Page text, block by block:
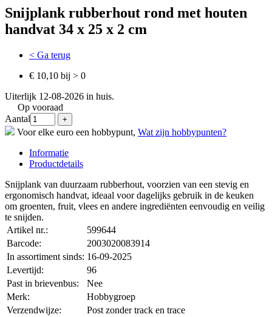
Snijplank rubberhout rond met houten
handvat 34 x 25 x 2 cm
< Ga terug
€ 10,10 bij > 0
Uiterlijk 12-08-2026 in huis.
Op vooraad
Aantal
Voor elke euro een hobbypunt, Wat zijn hobbypunten?
Informatie
Productdetails
Snijplank van duurzaam rubberhout, voorzien van een stevig en
ergonomisch handvat, ideaal voor dagelijks gebruik in de keuken
om groenten, fruit, vlees en andere ingrediënten eenvoudig en veilig
te snijden.
Artikel nr.:
599644
Barcode:
2003020083914
In assortiment sinds: 16-09-2025
Levertijd:
96
Past in brievenbus:
Nee
Merk:
Hobbygroep
Verzendwijze:
Post zonder track en trace